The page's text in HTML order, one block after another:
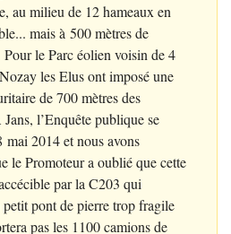
au milieu de 12 hameaux en
mais à 500 mètres de
le Parc éolien voisin de 4
les Elus ont imposé une
de 700 mètres des
l’Enquête publique se
mai 2014 et nous avons
le Promoteur a oublié que cette
par la C203 qui
pont de pierre trop fragile
pas les 1100 camions de